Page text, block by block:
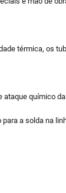
térmica, os
ataque químico
a solda na